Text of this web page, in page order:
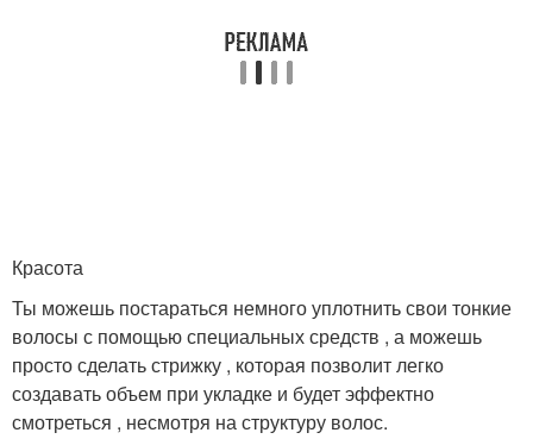
Стрижки с челкой Модные стрижки
Красота
Ты можешь постараться немного уплотнить свои тонкие
волосы с помощью специальных средств , а можешь
просто сделать стрижку , которая позволит легко
создавать объем при укладке и будет эффектно
смотреться , несмотря на структуру волос.